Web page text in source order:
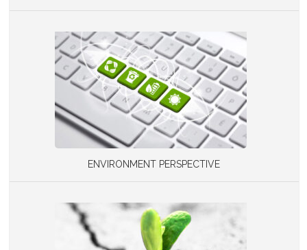
ENVIRONMENT PERSPECTIVE